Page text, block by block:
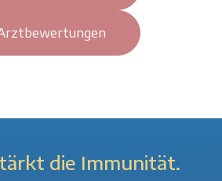
die Immunität.